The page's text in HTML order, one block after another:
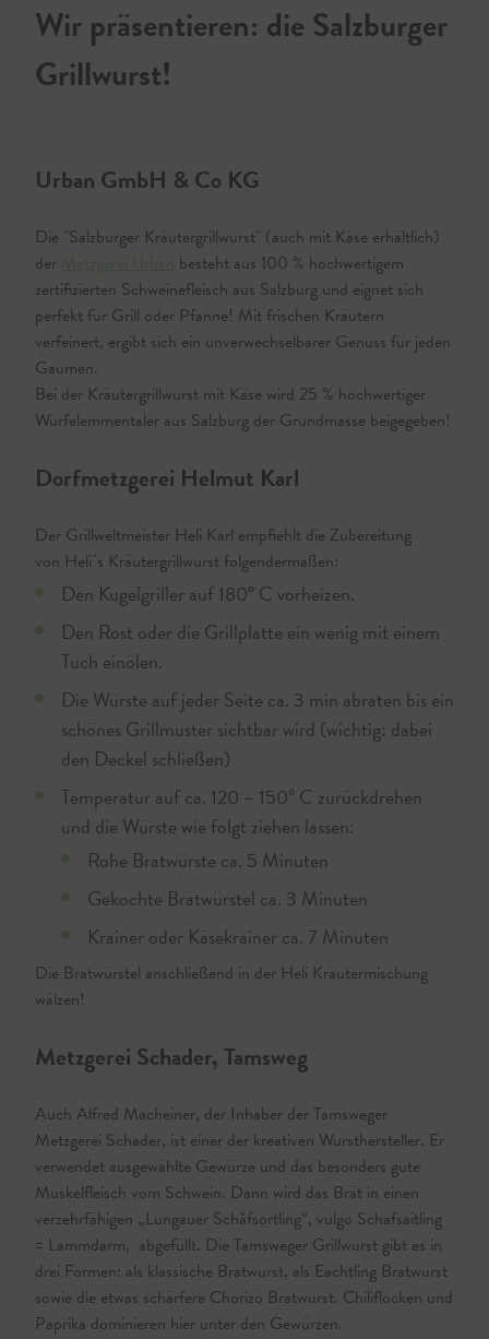
Wir präsentieren: die Salzburger
Grillwurst!
Urban GmbH & Co KG
Die "Salzburger Kräutergrillwurst" (auch mit Käse erhältlich)
der
besteht aus 100 % hochwertigem
zertifizierten Schweinefleisch aus Salzburg und eignet sich
perfekt für Grill oder Pfanne! Mit frischen Kräutern
verfeinert, ergibt sich ein unverwechselbarer Genuss für jeden
Gaumen.
Bei der Kräutergrillwurst mit Käse wird 25 % hochwertiger
Würfelemmentaler aus Salzburg der Grundmasse beigegeben!
Dorfmetzgerei Helmut Karl
Der Grillweltmeister Heli Karl empfiehlt die Zubereitung
von Heli´s Kräutergrillwurst folgendermaßen:
Den Kugelgriller auf 180° C vorheizen.
Den Rost oder die Grillplatte ein wenig mit einem
Tuch einölen.
Die Würste auf jeder Seite ca. 3 min abraten bis ein
schönes Grillmuster sichtbar wird (wichtig: dabei
den Deckel schließen)
Temperatur auf ca. 120 – 150° C zurückdrehen
und die Würste wie folgt ziehen lassen:
Rohe Bratwürste ca. 5 Minuten
Gekochte Bratwürstel ca. 3 Minuten
Krainer oder Käsekrainer ca. 7 Minuten
Die Bratwürstel anschließend in der Heli Kräutermischung
wälzen!
Metzgerei Schader, Tamsweg
Auch Alfred Macheiner, der Inhaber der Tamsweger
Metzgerei Schader, ist einer der kreativen Wursthersteller. Er
verwendet ausgewählte Gewürze und das besonders gute
Muskelfleisch vom Schwein. Dann wird das Brät in einen
verzehrfähigen „Lungauer Schåfsortling“, vulgo Schafsaitling
= Lammdarm, abgefüllt. Die Tamsweger Grillwurst gibt es in
drei Formen: als klassische Bratwurst, als Eachtling Bratwurst
sowie die etwas schärfere Chorizo Bratwurst. Chiliflocken und
Paprika dominieren hier unter den Gewürzen.